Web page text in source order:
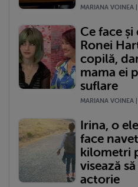
MARIANA VOINEA
Ce face
Ronei
copilă,
mama ei
suflare
MARIANA VOINEA
Irina, o
face
kilometri
visează
actorie